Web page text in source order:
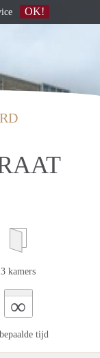
3 kamers
∞
tijd
OK!